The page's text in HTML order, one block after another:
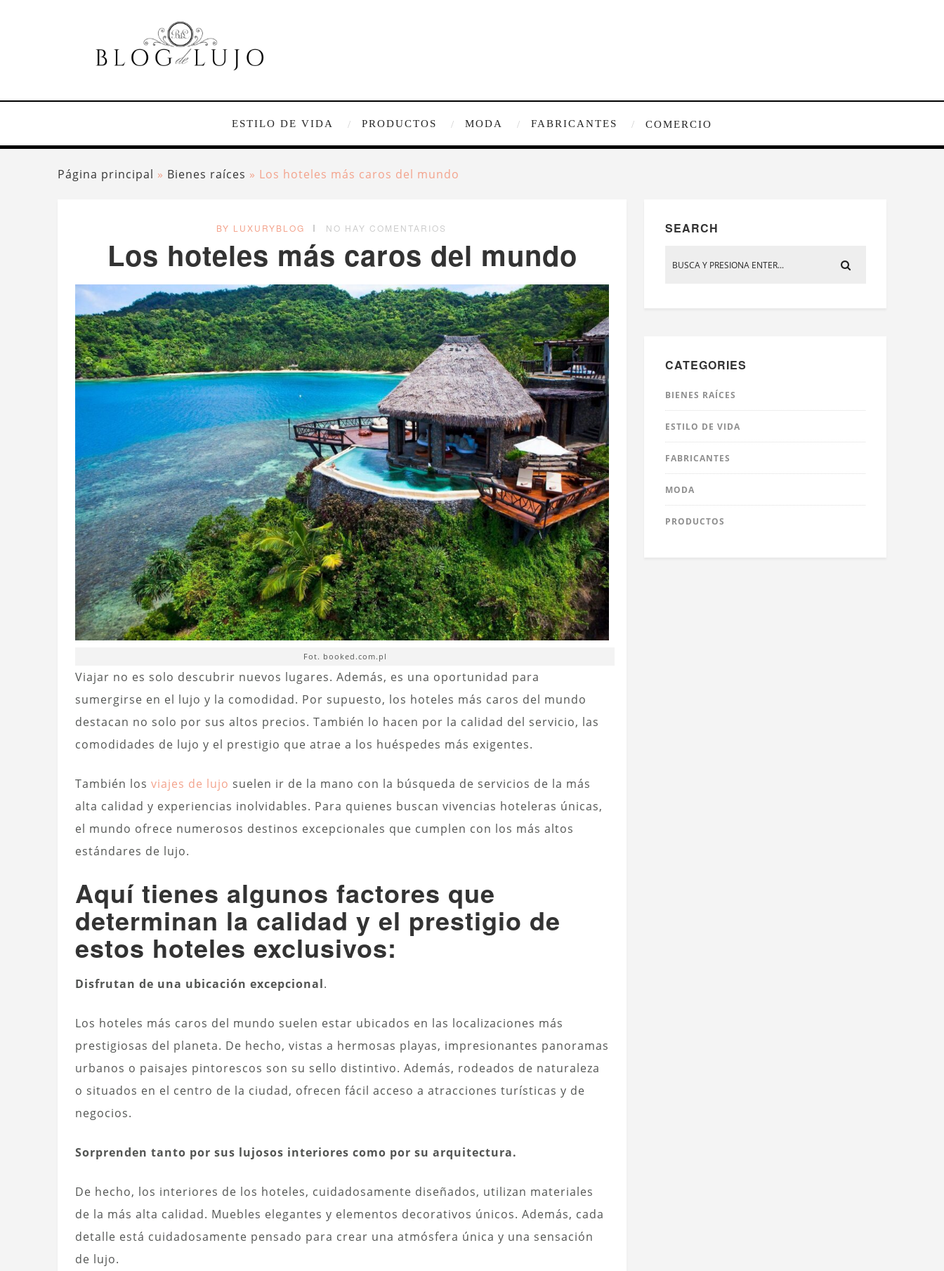
ESTILO DE VIDA PRODUCTOS MODA FABRICANTES COMERCIO
Página principal » Bienes raíces » Los hoteles más caros del mundo
BY LUXURYBLOG NO HAY COMENTARIOS
Los hoteles más caros del mundo
Fot. booked.com.pl
Viajar no es solo descubrir nuevos lugares. Además, es una oportunidad para
sumergirse en el lujo y la comodidad. Por supuesto, los hoteles más caros del mundo
destacan no solo por sus altos precios. También lo hacen por la calidad del servicio, las
comodidades de lujo y el prestigio que atrae a los huéspedes más exigentes.
También los viajes de lujo suelen ir de la mano con la búsqueda de servicios de la más
alta calidad y experiencias inolvidables. Para quienes buscan vivencias hoteleras únicas,
el mundo ofrece numerosos destinos excepcionales que cumplen con los más altos
estándares de lujo.
Aquí tienes algunos factores que
determinan la calidad y el prestigio de
estos hoteles exclusivos:
Disfrutan de una ubicación excepcional.
Los hoteles más caros del mundo suelen estar ubicados en las localizaciones más
prestigiosas del planeta. De hecho, vistas a hermosas playas, impresionantes panoramas
urbanos o paisajes pintorescos son su sello distintivo. Además, rodeados de naturaleza
o situados en el centro de la ciudad, ofrecen fácil acceso a atracciones turísticas y de
negocios.
Sorprenden tanto por sus lujosos interiores como por su arquitectura.
De hecho, los interiores de los hoteles, cuidadosamente diseñados, utilizan materiales
de la más alta calidad. Muebles elegantes y elementos decorativos únicos. Además, cada
detalle está cuidadosamente pensado para crear una atmósfera única y una sensación
de lujo.
SEARCH
CATEGORIES
BIENES RAÍCES
ESTILO DE VIDA
FABRICANTES
MODA
PRODUCTOS